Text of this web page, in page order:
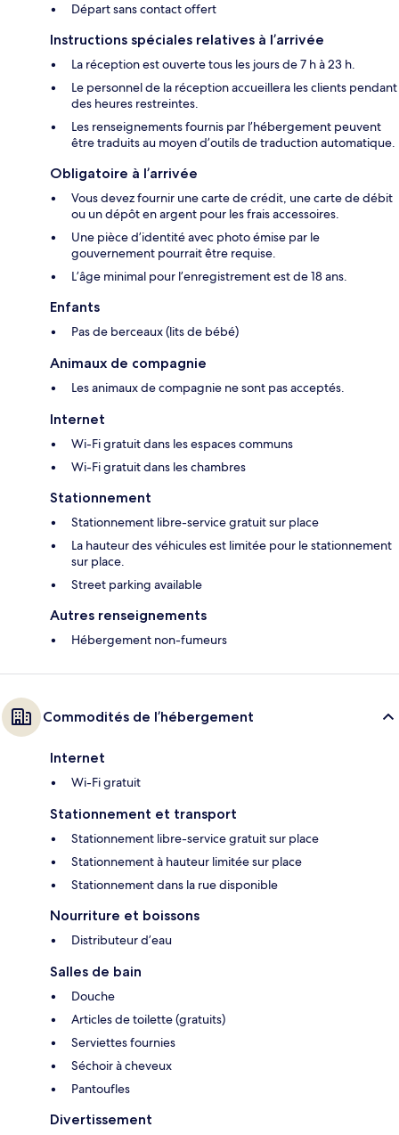
Départ sans contact offert
Instructions spéciales relatives à l’arrivée
La réception est ouverte tous les jours de 7 h à 23 h.
Le personnel de la réception accueillera les clients pendant
des heures restreintes.
Les renseignements fournis par l’hébergement peuvent
être traduits au moyen d’outils de traduction automatique.
Obligatoire à l’arrivée
Vous devez fournir une carte de crédit, une carte de débit
ou un dépôt en argent pour les frais accessoires.
Une pièce d’identité avec photo émise par le
gouvernement pourrait être requise.
L’âge minimal pour l’enregistrement est de 18 ans.
Enfants
Pas de berceaux (lits de bébé)
Animaux de compagnie
Les animaux de compagnie ne sont pas acceptés.
Internet
Wi-Fi gratuit dans les espaces communs
Wi-Fi gratuit dans les chambres
Stationnement
Stationnement libre-service gratuit sur place
La hauteur des véhicules est limitée pour le stationnement
sur place.
Street parking available
Autres renseignements
Hébergement non-fumeurs
Commodités de l’hébergement
Internet
Wi-Fi gratuit
Stationnement et transport
Stationnement libre-service gratuit sur place
Stationnement à hauteur limitée sur place
Stationnement dans la rue disponible
Nourriture et boissons
Distributeur d’eau
Salles de bain
Douche
Articles de toilette (gratuits)
Serviettes fournies
Séchoir à cheveux
Pantoufles
Divertissement